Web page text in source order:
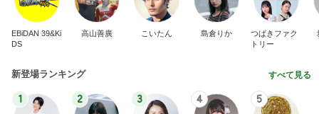
EBiDAN 39&Ki
DS
高山善廣 こいたん 島倉りか
つばきファク
トリー
新登場ランキング すべて見る
1 2 3 4 5